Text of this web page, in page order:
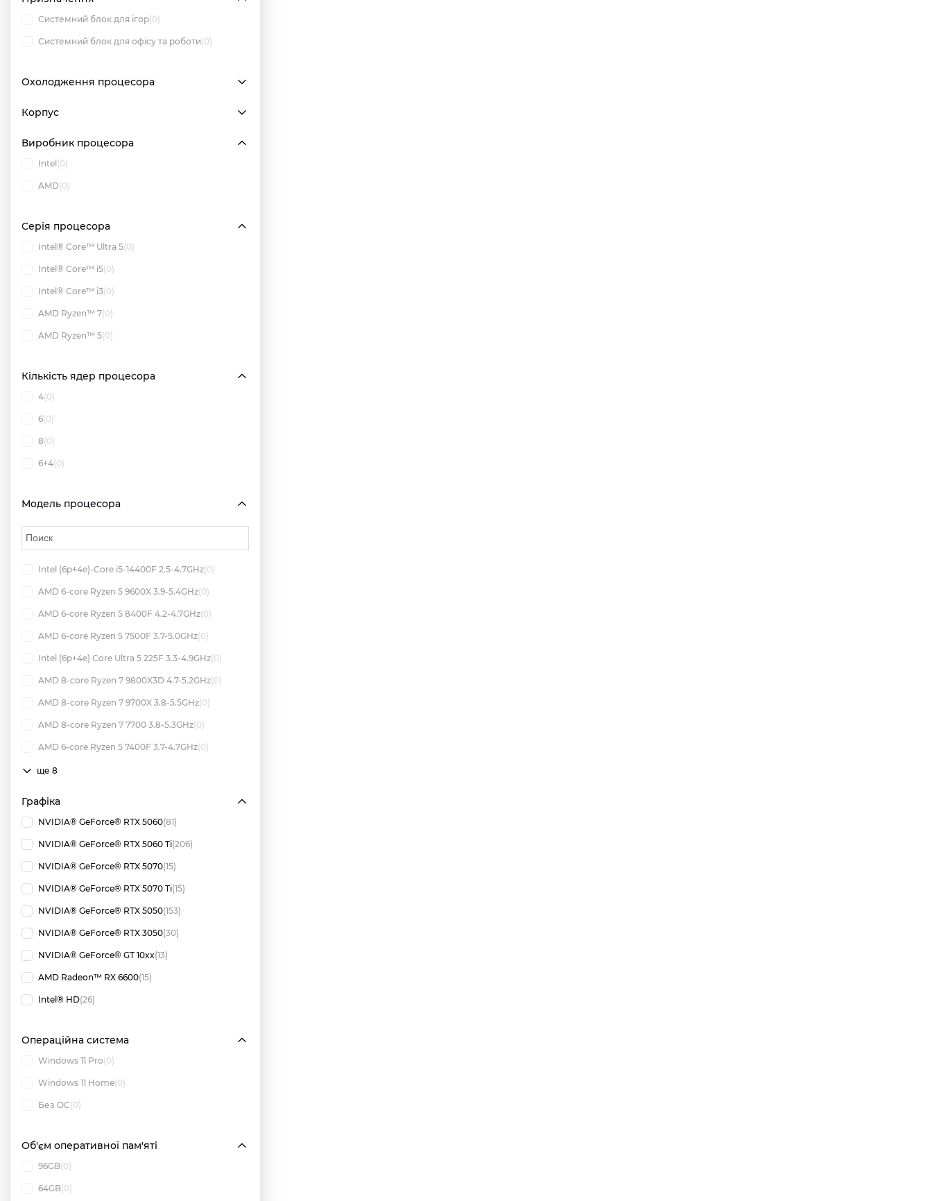
Системний блок для ігор(0)
Системний блок для офісу та роботи(0)
Охолодження процесора
Корпус
Виробник процесора
Intel (0)
AMD(0)
Серія процесора
Intel® Core™ Ultra 5(0)
Intel® Core™ i5(0)
Intel® Core™ i3(0)
AMD Ryzen™ 7(0)
AMD Ryzen™ 5(0)
Кількість ядер процесора
4(0)
6(0)
8(0)
6+4(0)
Модель процесора
Intel (6p+4e)-Core i5-14400F 2.5-4.7GHz(0)
AMD 6-core Ryzen 5 9600X 3.9-5.4GHz(0)
AMD 6-core Ryzen 5 8400F 4.2-4.7GHz(0)
AMD 6-core Ryzen 5 7500F 3.7-5.0GHz(0)
Intel (6p+4e) Core Ultra 5 225F 3.3-4.9GHz(0)
AMD 8-core Ryzen 7 9800X3D 4.7-5.2GHz(0)
AMD 8-core Ryzen 7 9700X 3.8-5.5GHz(0)
AMD 8-core Ryzen 7 7700 3.8-5.3GHz(0)
AMD 6-core Ryzen 5 7400F 3.7-4.7GHz(0)
ще 8
Графіка
NVIDIA® GeForce® RTX 5060(81)
NVIDIA® GeForce® RTX 5060 Ti(206)
NVIDIA® GeForce® RTX 5070(15)
NVIDIA® GeForce® RTX 5070 Ti(15)
NVIDIA® GeForce® RTX 5050(153)
NVIDIA® GeForce® RTX 3050(30)
NVIDIA® GeForce® GT 10xx(13)
AMD Radeon™ RX 6600(15)
Intel® HD(26)
Операційна система
Windows 11 Pro(0)
Windows 11 Home(0)
Без ОС(0)
Об'єм оперативної пам'яті
96GB(0)
64GB(0)